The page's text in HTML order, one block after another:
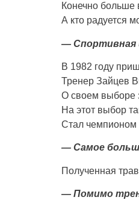
Конечно больше
А кто радуется
— Спортивная
В 1982 году
Тренер Зайцев
О своем выборе
На этот выбор
Стал чемпионом
— Самое
Полученная
— Помимо